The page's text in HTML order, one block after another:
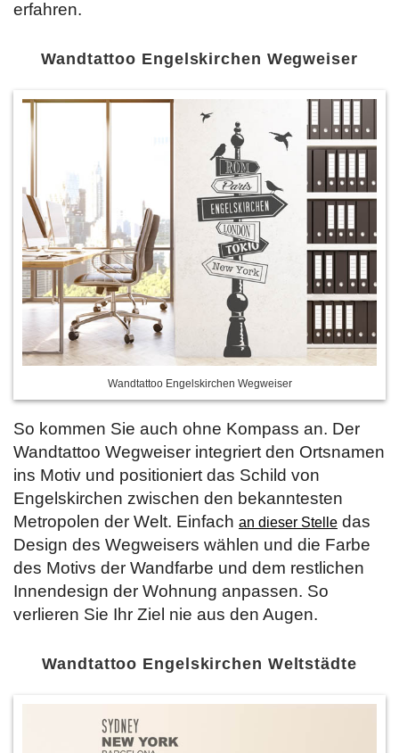
erfahren.
Wandtattoo Engelskirchen Wegweiser
Wandtattoo Engelskirchen Wegweiser
So kommen Sie auch ohne Kompass an. Der
Wandtattoo Wegweiser integriert den Ortsnamen
ins Motiv und positioniert das Schild von
Engelskirchen zwischen den bekanntesten
Metropolen der Welt. Einfach an dieser Stelle das
Design des Wegweisers wählen und die Farbe
des Motivs der Wandfarbe und dem restlichen
Innendesign der Wohnung anpassen. So
verlieren Sie Ihr Ziel nie aus den Augen.
Wandtattoo Engelskirchen Weltstädte